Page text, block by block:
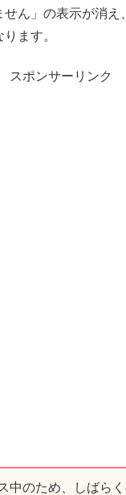
せん」の表示が消え
ます。
スポンサーリンク
中のため、しばら